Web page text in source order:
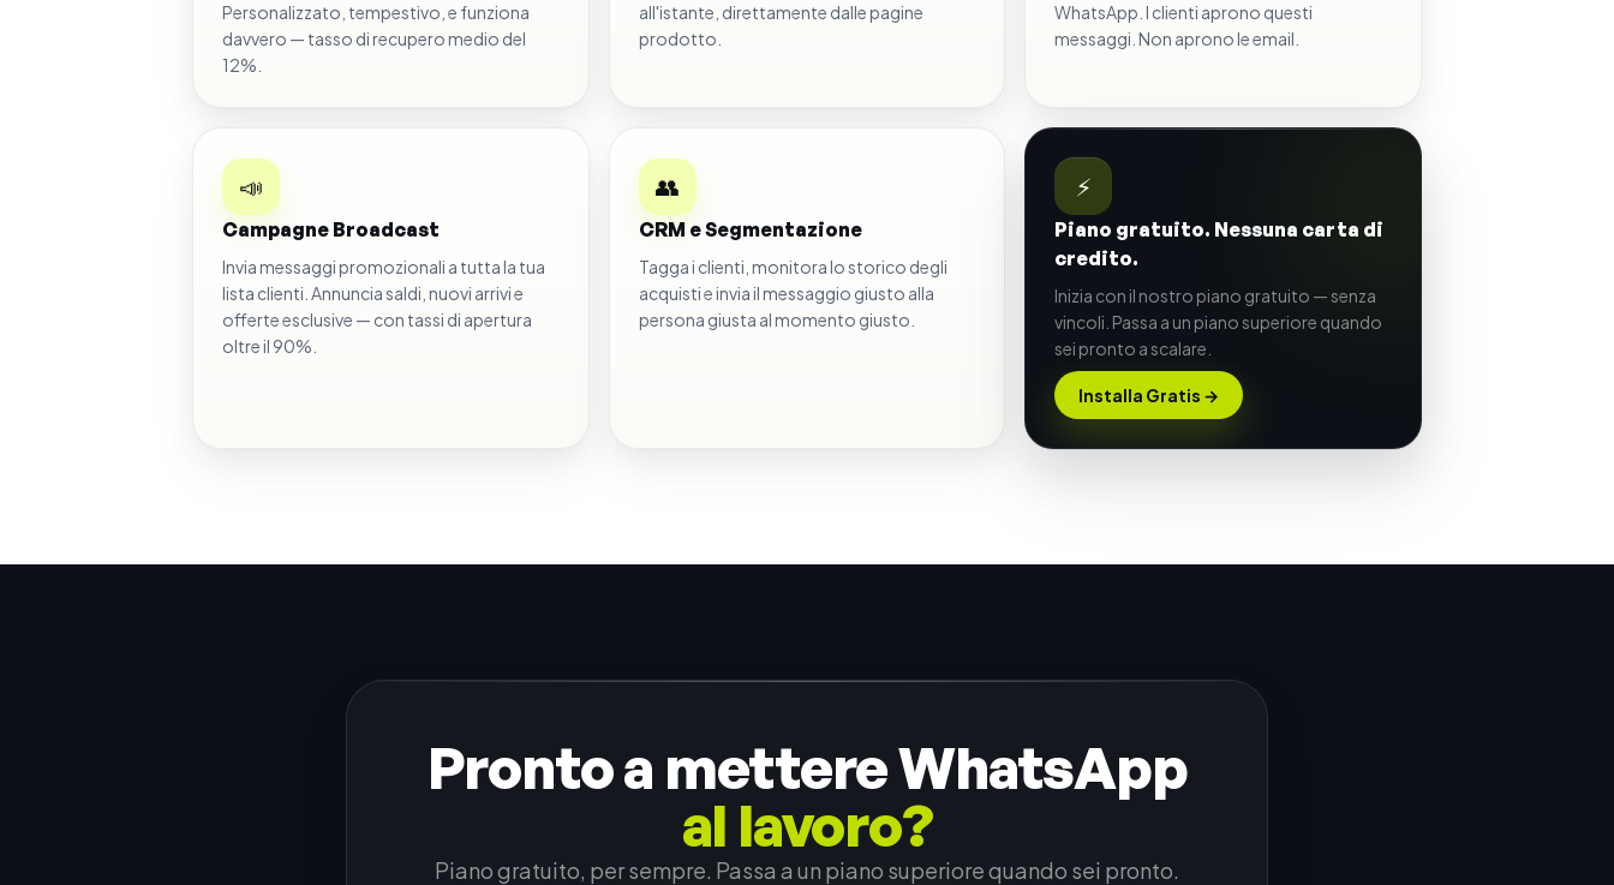
Personalizzato, tempestivo, e funziona
davvero — tasso di recupero medio del
12%.
all'istante, direttamente dalle pagine
prodotto.
WhatsApp. I clienti aprono questi
messaggi. Non aprono le email.
📣
Campagne Broadcast
Invia messaggi promozionali a tutta la tua
lista clienti. Annuncia saldi, nuovi arrivi e
offerte esclusive — con tassi di apertura
oltre il 90%.
👥
CRM e Segmentazione
Tagga i clienti, monitora lo storico degli
acquisti e invia il messaggio giusto alla
persona giusta al momento giusto.
⚡
Piano gratuito. Nessuna carta di
credito.
Inizia con il nostro piano gratuito — senza
vincoli. Passa a un piano superiore quando
sei pronto a scalare.
Installa Gratis →
Pronto a mettere WhatsApp
al lavoro?
Piano gratuito, per sempre. Passa a un piano superiore quando sei pronto.